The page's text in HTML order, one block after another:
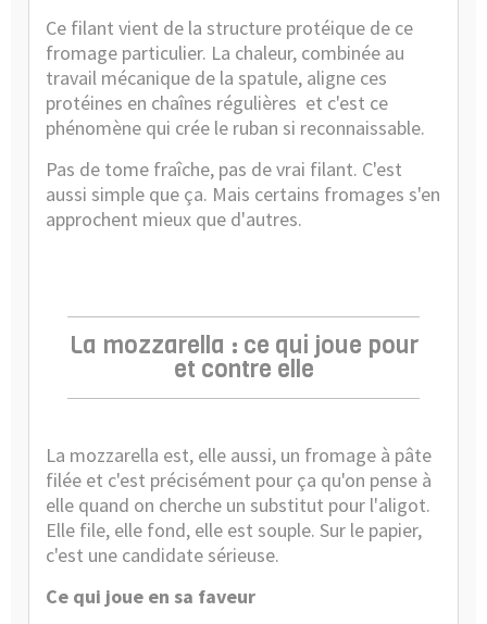
Ce filant vient de la structure protéique de ce
fromage particulier. La chaleur, combinée au
travail mécanique de la spatule, aligne ces
protéines en chaînes régulières et c'est ce
phénomène qui crée le ruban si reconnaissable.
Pas de tome fraîche, pas de vrai filant. C'est
aussi simple que ça. Mais certains fromages s'en
approchent mieux que d'autres.
La mozzarella : ce qui joue pour
et contre elle
La mozzarella est, elle aussi, un fromage à pâte
filée et c'est précisément pour ça qu'on pense à
elle quand on cherche un substitut pour l'aligot.
Elle file, elle fond, elle est souple. Sur le papier,
c'est une candidate sérieuse.
Ce qui joue en sa faveur